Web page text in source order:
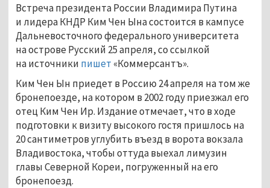
Встреча президента России Владимира Путина
и лидера КНДР Ким Чен Ына состоится в кампусе
Дальневосточного федерального университета
на острове Русский 25 апреля, со ссылкой
на источники пишет «Коммерсантъ».
Ким Чен Ын приедет в Россию 24 апреля на том же
бронепоезде, на котором в 2002 году приезжал его
отец Ким Чен Ир. Издание отмечает, что в ходе
подготовки к визиту высокого гостя пришлось на
20 сантиметров углубить въезд в ворота вокзала
Владивостока, чтобы оттуда выехал лимузин
главы Северной Кореи, погруженный на его
бронепоезд.